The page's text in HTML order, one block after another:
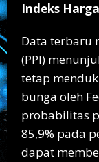
Indeks
Data terbaru
(PPI)
tetap
bunga oleh
probabilitas
85,9% pada
dapat